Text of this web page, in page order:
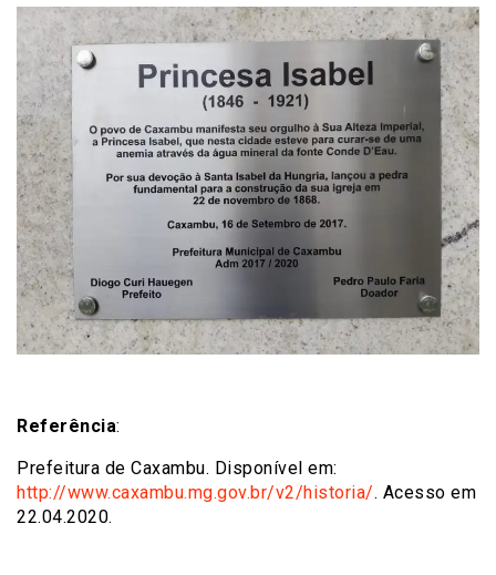
Referência:
Prefeitura de Caxambu. Disponível em:
http://www.caxambu.mg.gov.br/v2/historia/. Acesso em
22.04.2020.